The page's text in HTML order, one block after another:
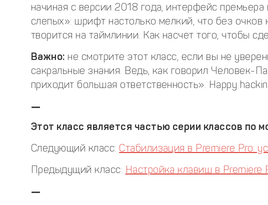
начиная с версии 2018 года, интерфейс премьера
слепых»: шрифт настолько мелкий, что без очков
творится на таймлинии. Как насчет того, чтобы
Важно: не смотрите этот класс, если вы не
сакральные знания. Ведь, как говорил Человек-
приходит большая ответственность». Happy
—
Этот класс является частью серии классов по
Следующий класс: Стабилизация в Premiere Pro:
Предыдущий класс: Настройка клавиш в Premiere
—